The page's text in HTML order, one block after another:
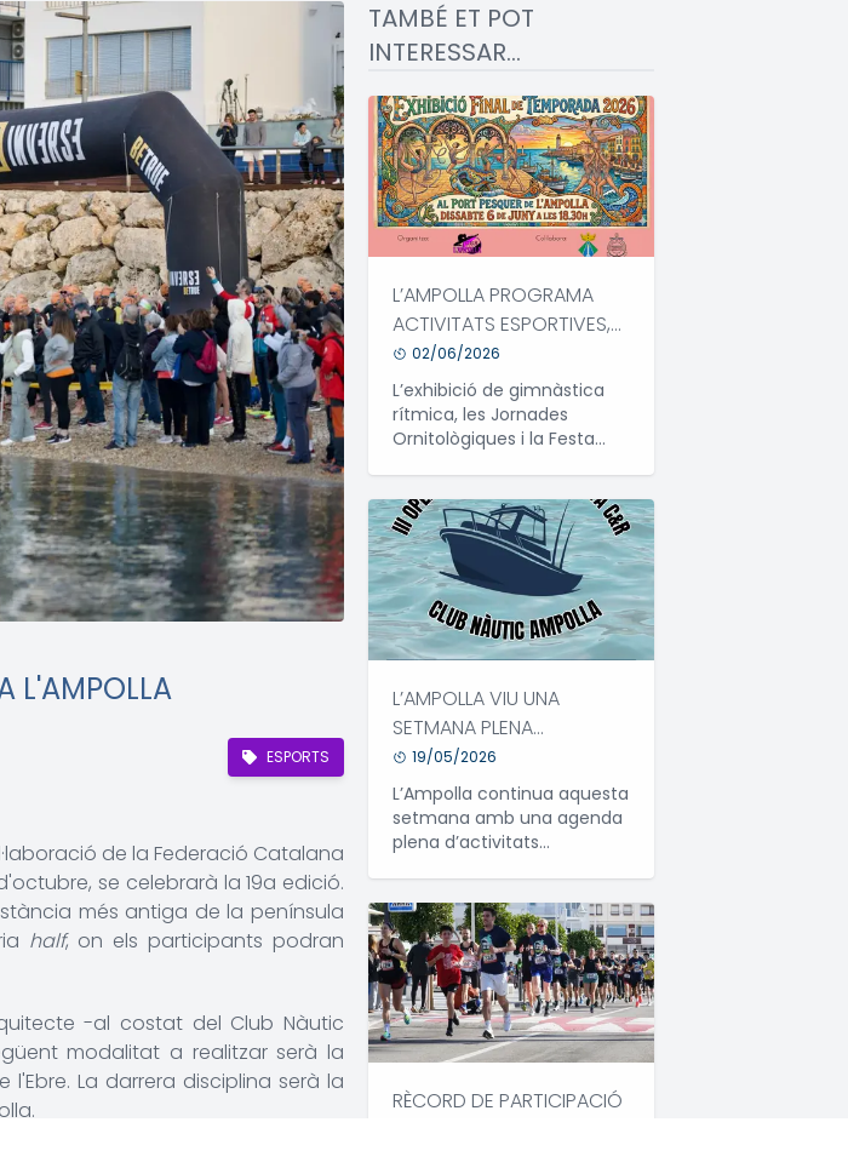
L'AMPOLLA
ESPORTS
de la Federació Catalana
se celebrarà la 19a edició.
més antiga de la península
half, on els participants podran
-al costat del Club Nàutic
modalitat a realitzar serà la
La darrera disciplina serà la
TAMBÉ ET POT
INTERESSAR...
L’AMPOLLA PROGRAMA
ACTIVITATS ESPORTIVES,
CULTURALS I FESTIVES
DURANT EL MES DE JUNY
02/06/2026
L’exhibició de gimnàstica
rítmica, les Jornades
Ornitològiques i la Festa
omplirà diferents espais del
municipi amb propostes
per a tots els públics.
L’AMPOLLA VIU UNA
SETMANA PLENA
D’ACTIVITATS ESPORTIVES,
SOCIALS I
GASTRONÒMIQUES
19/05/2026
L’Ampolla continua aquesta
setmana amb una agenda
plena d’activitats
propostes destacades com
el III Open de Pesca Curricà
Costa C&R, el 10è aniversari
de Progat l’Ampolla i la
recta final de les XXXV
Jornades Gastronòmiques
de l’Ostra.
RÈCORD DE PARTICIPACIÓ